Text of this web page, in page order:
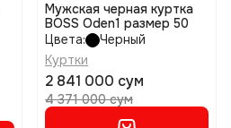
Мужская черная куртка
BOSS Oden1 размер 50
Цвета:
Черный
Куртки
2 841 000 сум
4 371 000 сум